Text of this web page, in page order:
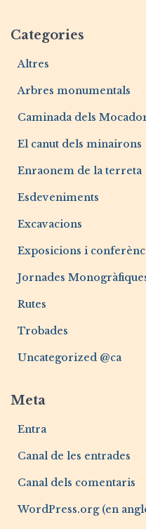
Categories
Altres
Arbres monumentals
Caminada dels
El canut dels minairons
Enraonem de la terreta
Esdeveniments
Excavacions
Exposicions i
Jornades
Rutes
Trobades
Uncategorized @ca
Meta
Entra
Canal de les entrades
Canal dels comentaris
WordPress.org (en